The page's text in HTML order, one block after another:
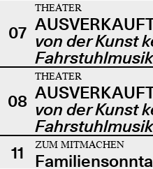
07
THEATER
von der Kunst
08
THEATER
von der Kunst
11
ZUM MITMACHEN